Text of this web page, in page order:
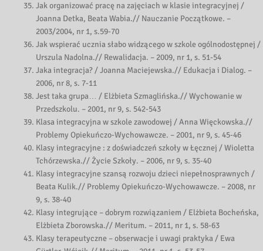
Jak organizować pracę na zajęciach w klasie integracyjnej /
Joanna Detka, Beata Wabia.// Nauczanie Początkowe. –
2003/2004, nr 1, s.59-70
Jak wspierać ucznia słabo widzącego w szkole ogólnodostępnej /
Urszula Nadolna.// Rewalidacja. – 2009, nr 1, s. 51-54
Jaka integracja? / Joanna Maciejewska.// Edukacja i Dialog. –
2006, nr 8, s. 7-11
Jest taka grupa… / Elżbieta Szmaglińska.// Wychowanie w
Przedszkolu. – 2001, nr 9, s. 542-543
Klasa integracyjna w szkole zawodowej / Anna Więckowska.//
Problemy Opiekuńczo-Wychowawcze. – 2001, nr 9, s. 45-46
Klasy integracyjne : z doświadczeń szkoły w Łęcznej / Wioletta
Tchórzewska.// Życie Szkoły. – 2006, nr 9, s. 35-40
Klasy integracyjne szansą rozwoju dzieci niepełnosprawnych /
Beata Kulik.// Problemy Opiekuńczo-Wychowawcze. – 2008, nr
9, s. 38-40
Klasy integrujące – dobrym rozwiązaniem / Elżbieta Bocheńska,
Elżbieta Zborowska.// Meritum. – 2011, nr 1, s. 58-63
Klasy terapeutyczne – obserwacje i uwagi praktyka / Ewa